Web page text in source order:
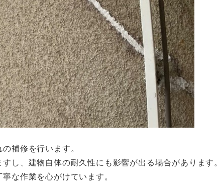
補修を行います。
し、建物自体の耐久性にも影響が出る場合があります。
な作業を心がけています。